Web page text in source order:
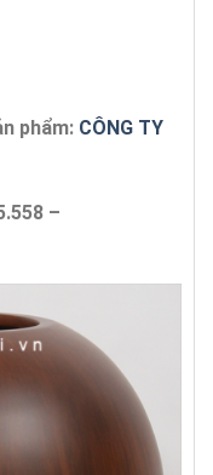
phẩm: CÔNG TY
–